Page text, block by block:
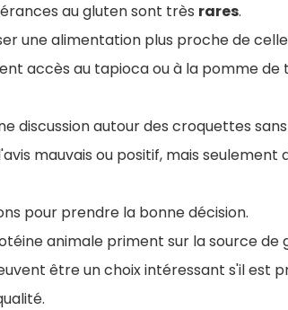
au gluten sont très rares.
une alimentation plus proche de
accès au tapioca ou à la pomme de
discussion autour des croquettes
mauvais ou positif, mais seulement
pour prendre la bonne décision.
animale priment sur la source de
être un choix intéressant s'il est